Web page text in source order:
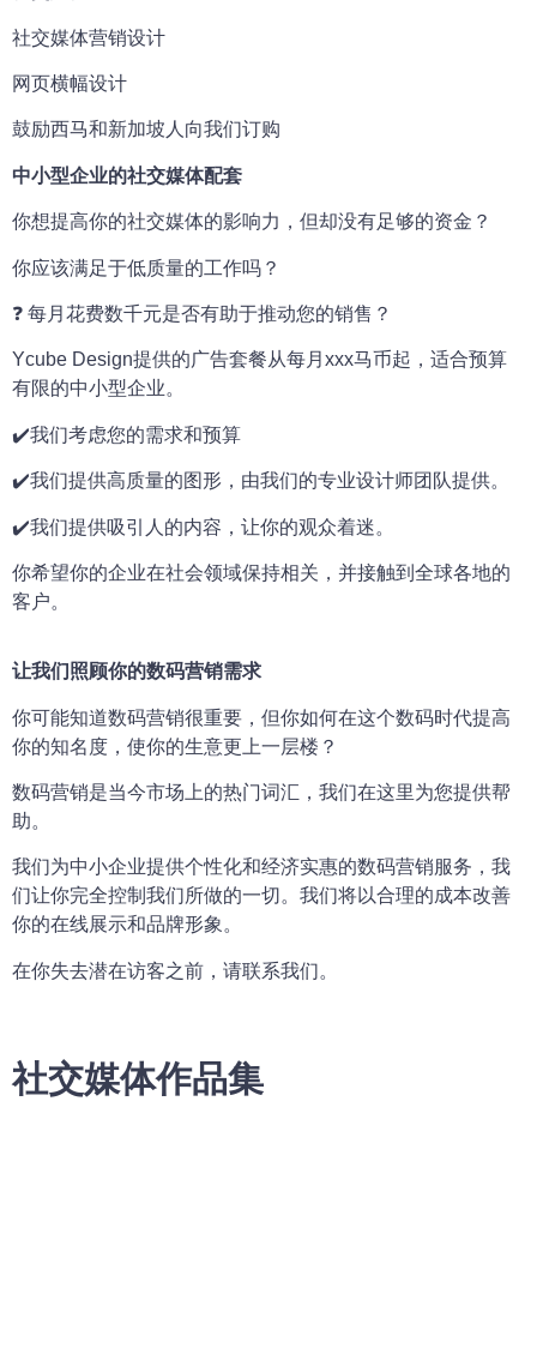
社交媒体营销设计
网页横幅设计
鼓励西马和新加坡人向我们订购
中小型企业的社交媒体配套
你想提高你的社交媒体的影响力，但却没有足够的资金？
你应该满足于低质量的工作吗？
❓ 每月花费数千元是否有助于推动您的销售？
Ycube Design提供的广告套餐从每月xxx马币起，适合预算
有限的中小型企业。
✔️我们考虑您的需求和预算
✔️我们提供高质量的图形，由我们的专业设计师团队提供。
✔️我们提供吸引人的内容，让你的观众着迷。
你希望你的企业在社会领域保持相关，并接触到全球各地的
客户。
让我们照顾你的数码营销需求
你可能知道数码营销很重要，但你如何在这个数码时代提高
你的知名度，使你的生意更上一层楼？
数码营销是当今市场上的热门词汇，我们在这里为您提供帮
助。
我们为中小企业提供个性化和经济实惠的数码营销服务，我
们让你完全控制我们所做的一切。我们将以合理的成本改善
你的在线展示和品牌形象。
在你失去潜在访客之前，请联系我们。
社交媒体作品集